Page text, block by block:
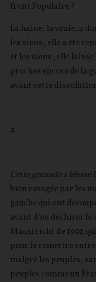
front Populaire ?
La haine, la vraie, a
les siens ; elle a été
et les siens ; elle
proches encore de la
avant cette
2
Cette grenade a
bien ravagée par les
gauche qui ont
avant d’en déchirer
Maastricht de 1992
pour la remettre entre
malgré les peuples,
peuples comme un